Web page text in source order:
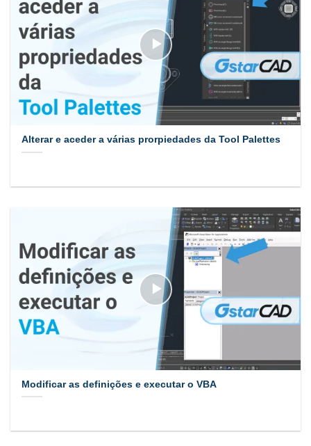
Alterar e aceder a várias prorpiedades da Tool Palettes
Modificar as definições e executar o VBA